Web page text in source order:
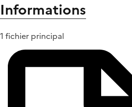
Informations
1 fichier principal